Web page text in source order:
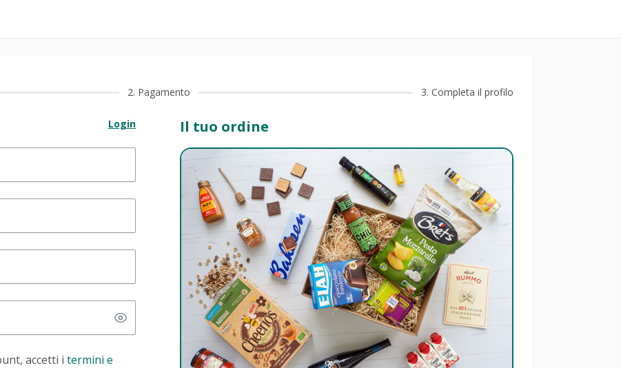
2. Pagamento 3. Completa il profilo
Login
accetti i termini e
Il tuo ordine